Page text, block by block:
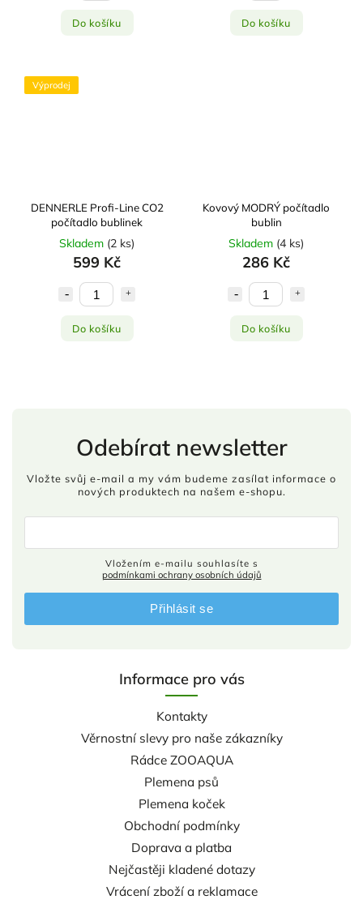
Do košíku Do košíku
Výprodej
DENNERLE Profi-Line CO2
počítadlo bublinek
Skladem (2 ks)
599 Kč
Do košíku
Kovový MODRÝ počítadlo
bublin
Skladem (4 ks)
286 Kč
Do košíku
Informace pro vás
Kontakty
Věrnostní slevy pro naše zákazníky
Rádce ZOOAQUA
Plemena psů
Plemena koček
Obchodní podmínky
Doprava a platba
Nejčastěji kladené dotazy
Vrácení zboží a reklamace
Odebírat newsletter
Vložte svůj e-mail a my vám budeme zasílat informace o
nových produktech na našem e-shopu.
podmínkami ochrany osobních údajů
Přihlásit se